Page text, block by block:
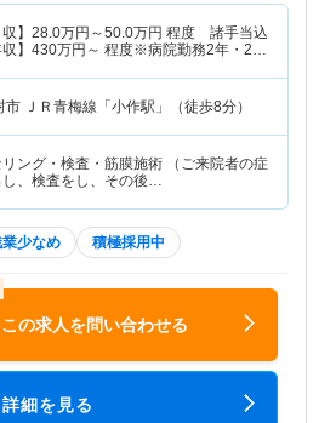
】 28.0万円～50.0万円 程度 諸手当込
】 430万円～ 程度※病院勤務2年・24
市 ＪＲ青梅線「小作駅」（徒歩8分）
ング・検査・筋膜施術 （ご来院者の症
し、検査をし、その後…
少なめ 積極採用中
この求人を問い合わせる
詳細を見る